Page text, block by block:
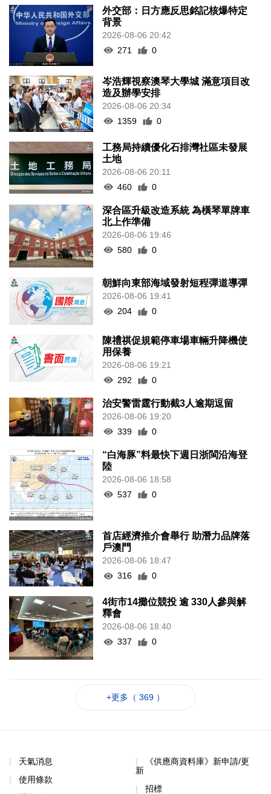
外交部：日方應反思銘記核爆特定
背景
2026-08-06 20:42
271
0
岑浩輝視察澳琴大學城 滿意項目改
造及辦學安排
2026-08-06 20:34
1359
0
工務局持續優化石排灣社區未發展
土地
2026-08-06 20:11
460
0
深合區升級改造系統 為橫琴單牌車
北上作準備
2026-08-06 19:46
580
0
朝鮮向東部海域發射短程彈道導彈
2026-08-06 19:41
204
0
陳禮祺促規範停車場車輛升降機使
用保養
2026-08-06 19:21
292
0
治安警雷霆行動截3人逾期逗留
2026-08-06 19:20
339
0
“白海豚”料最快下週日浙閩沿海登
陸
2026-08-06 18:58
537
0
首店經濟推介會舉行 助潛力品牌落
戶澳門
2026-08-06 18:47
316
0
4街市14攤位競投 逾 330人參與解
釋會
2026-08-06 18:40
337
0
+更多（ 369 ）
天氣消息
使用條款
《供應商資料庫》新申請/更
新
招標